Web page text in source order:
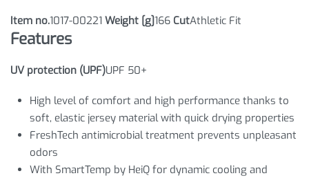
Item no.1017-00221 Weight [g]166 CutAthletic Fit
Features
UV protection (UPF)UPF 50+
High level of comfort and high performance thanks to
soft, elastic jersey material with quick drying properties
FreshTech antimicrobial treatment prevents unpleasant
odors
With SmartTemp by HeiQ for dynamic cooling and